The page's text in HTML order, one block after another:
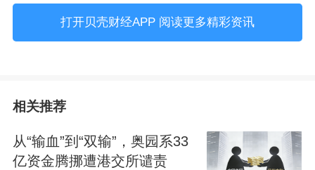
嘉扬已分别增持中国奥园100万股股份及35
万股股份；4月及9月郭梓文分别增持奥园
据此前公告数据，2020年10月，中国奥园
实现物业合同销售额约151.6亿元，环比增
长约25.5%，同比增长51%。至此，今年
打开贝壳财经APP 阅读更多精彩资讯
相关推荐
从“输血”到“双输”，奥园系33
亿资金腾挪遭港交所谴责